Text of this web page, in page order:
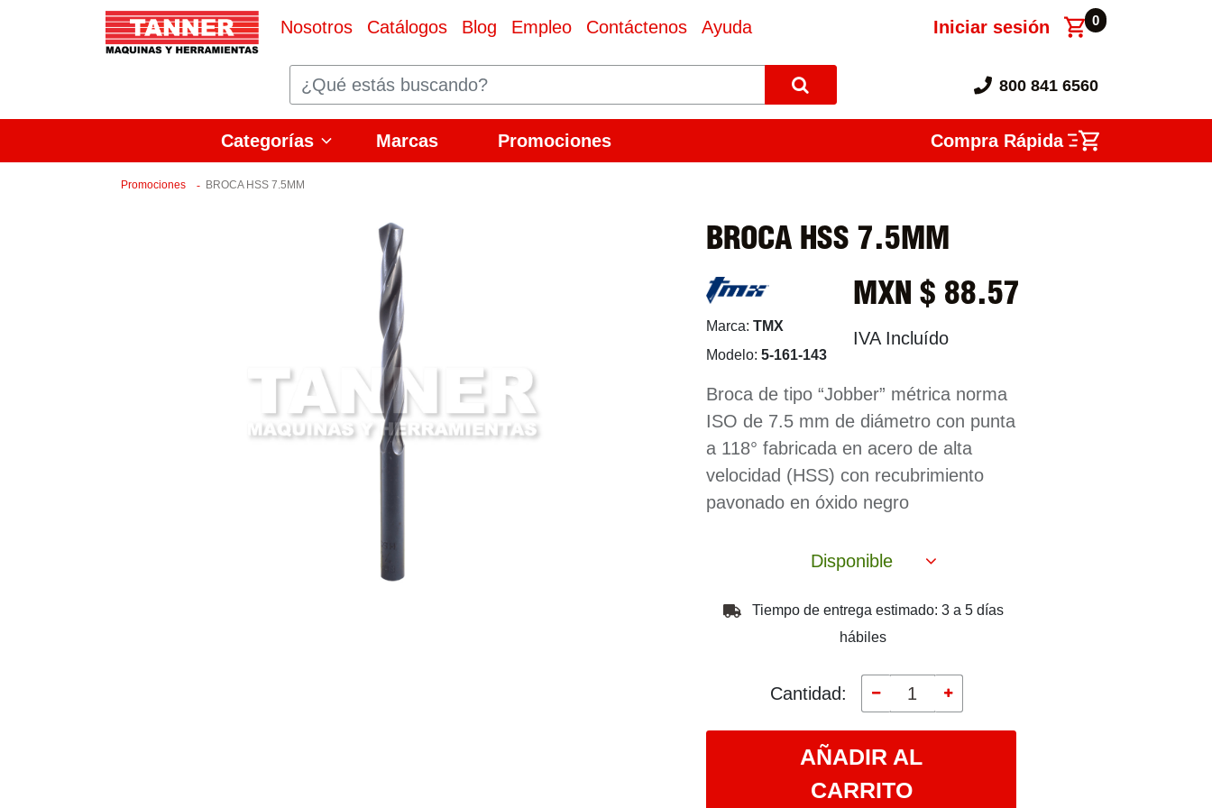
Nosotros Catálogos Blog Empleo Contáctenos Ayuda Iniciar sesión 0
800 841 6560
Categorías Marcas Promociones Compra Rápida
Promociones BROCA HSS 7.5MM
BROCA HSS 7.5MM
Marca: TMX
Modelo: 5-161-143
MXN $ 88.57
IVA Incluído
Broca de tipo “Jobber” métrica norma
ISO de 7.5 mm de diámetro con punta
a 118° fabricada en acero de alta
velocidad (HSS) con recubrimiento
pavonado en óxido negro
Disponible
Tiempo de entrega estimado: 3 a 5 días
hábiles
Cantidad:
AÑADIR AL
CARRITO